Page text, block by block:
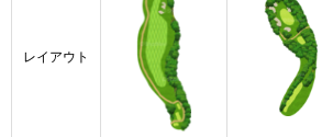
レイアウト